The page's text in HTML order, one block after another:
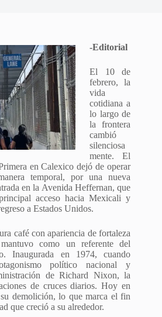
-Editorial
El 10 de
febrero, la
vida
cotidiana a
lo largo de
la frontera
cambió
silenciosa
mente. El
en Calexico dejó de operar
temporal, por una nueva
en la Avenida Heffernan, que
acceso hacia Mexicali y
a Estados Unidos.
café con apariencia de fortaleza
como un referente del
Inaugurada en 1974, cuando
político nacional y
de Richard Nixon, la
de cruces diarios. Hoy en
demolición, lo que marca el fin
que creció a su alrededor.